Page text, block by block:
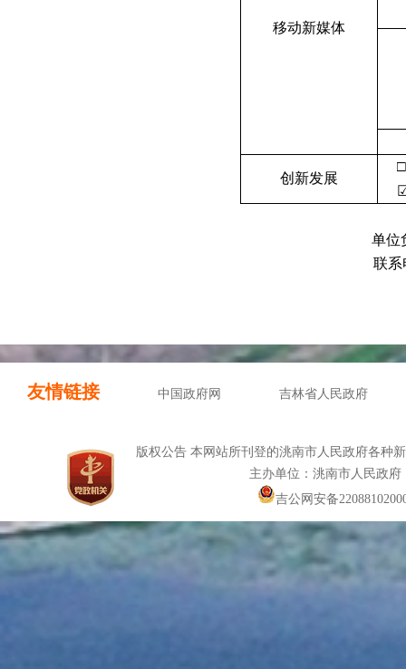
移动新媒体
创新发展
单位
联系
友情链接 中国政府网 吉林省人民政府
版权公告 本网站所刊登的洮南市人民政府各种
主办单位：洮南市人民政
吉公网安备